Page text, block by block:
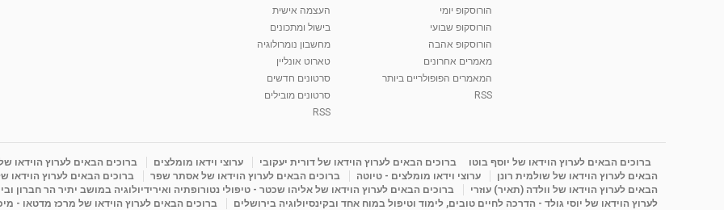
הורוסקופ יומי
הורוסקופ שבועי
הורוסקופ אהבה
מאמרים אחרונים
המאמרים הפופולריים ביותר
RSS
העצמה אישית
בישול ומתכונים
מחשבון נומרולוגיה
טארוט אונליין
סרטונים חדשים
סרטונים מובילים
RSS
ברוכים הבאים לערוץ הוידאו של יוסף בוטו ברוכים הבאים לערוץ הוידאו של דורית יעקובי ערוצי וידאו מומלצים
ברוכים הבאים לערוץ הוידאו
הבאים לערוץ הוידאו של שולמית רונן
ערוצי וידאו מומלצים - טיוטה ברוכים הבאים לערוץ הוידאו של אסתר שפר
ברוכים הבאים לערוץ הוידאו
הבאים לערוץ הוידאו של וולדה (תאיר) עוזרי
ברוכים הבאים לערוץ הוידאו של אליהו שכטר - טיפולי נטורופתיה ואירידיולוגיה במושב יתיר הר חברון
לערוץ הוידאו של יוסי גולד - הדרכה לחיים טובים, לימוד וטיפול במוח אחד ובקינסיולוגיה בירושלים
ברוכים הבאים לערוץ הוידאו של מרכז מדטאו -